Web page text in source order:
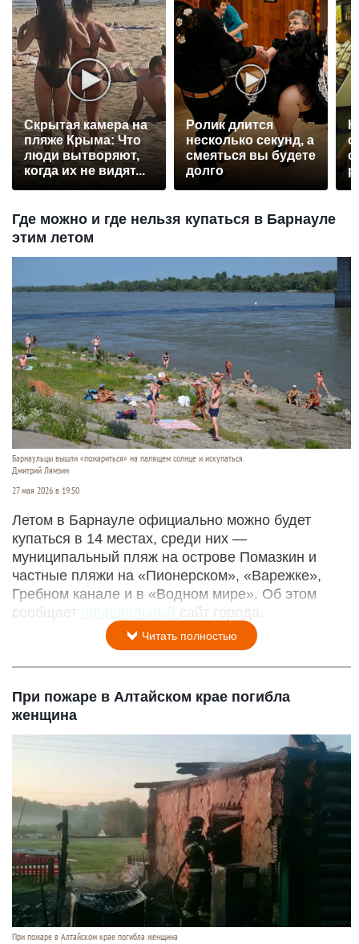
Скрытая камера на
пляже Крыма: Что
люди вытворяют,
когда их не видят...
Ролик длится
несколько секунд, а
смеяться вы будете
долго
Где можно и где нельзя купаться в Барнауле
этим летом
Барнаульцы вышли «пожариться» на палящем солнце и искупаться.
Дмитрий Лямзин
27 мая 2026 в 19:50
Летом в Барнауле официально можно будет
купаться в 14 местах, среди них —
муниципальный пляж на острове Помазкин и
частные пляжи на «Пионерском», «Варежке»,
Гребном канале и в «Водном мире». Об этом
сообщает
официальный сайт города.
Читать полностью
При пожаре в Алтайском крае погибла
женщина
При пожаре в Алтайском крае погибла женщина